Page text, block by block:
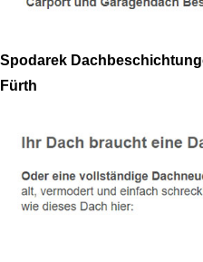
Spodarek
Fürth